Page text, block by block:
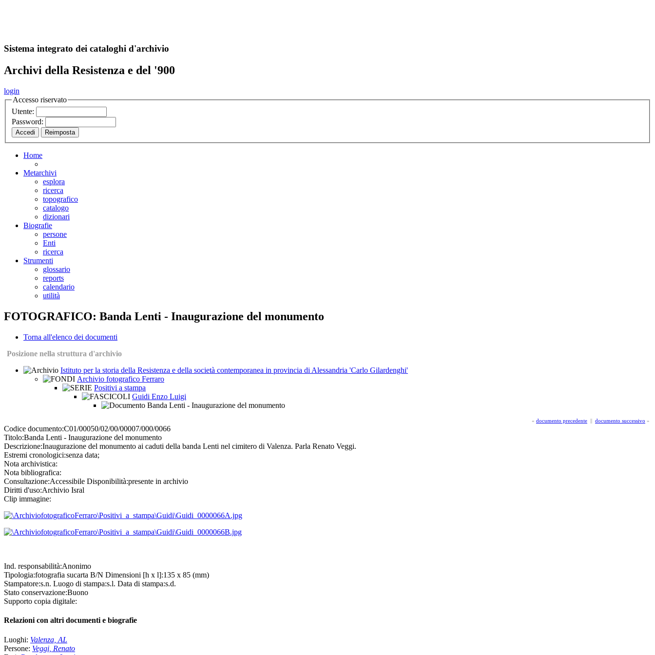
Sistema integrato dei cataloghi d'archivio
Archivi della Resistenza e del '900
login
Accesso riservato
Utente:
Password:
Home
Metarchivi
esplora
ricerca
topografico
catalogo
dizionari
Biografie
persone
Enti
ricerca
Strumenti
glossario
reports
calendario
utilità
FOTOGRAFICO: Banda Lenti - Inaugurazione del monumento
Torna all'elenco dei documenti
Posizione nella struttura d'archivio
Istituto per la storia della Resistenza e della società contemporanea in provincia di Alessandria 'Carlo Gilardenghi'
Archivio fotografico Ferraro
Positivi a stampa
Guidi Enzo Luigi
Banda Lenti - Inaugurazione del monumento
« documento precedente || documento successivo »
Codice documento:C01/00050/02/00/00007/000/0066
Titolo:Banda Lenti - Inaugurazione del monumento
Descrizione:Inaugurazione del monumento ai caduti della banda Lenti nel cimitero di Valenza. Parla Renato Veggi.
Estremi cronologici:senza data;
Nota archivistica:
Nota bibliografica:
Consultazione:Accessibile Disponibilità:presente in archivio
Diritti d'uso:Archivio Isral
Clip immagine:
Ind. responsabilità:Anonimo
Tipologia:fotografia sucarta B/N Dimensioni [h x l]:135 x 85 (mm)
Stampatore:s.n. Luogo di stampa:s.l. Data di stampa:s.d.
Stato conservazione:Buono
Supporto copia digitale:
Relazioni con altri documenti e biografie
Luoghi: Valenza, AL
Persone: Veggi, Renato